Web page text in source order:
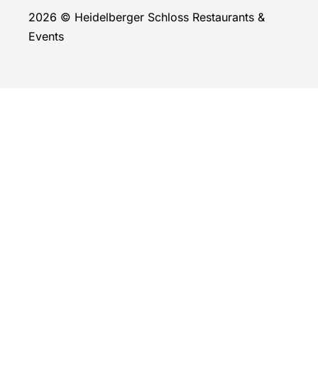
2026 © Heidelberger Schloss Restaurants &
Events